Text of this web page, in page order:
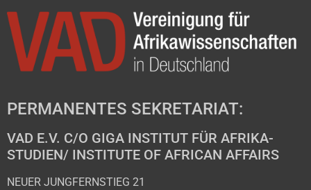
PERMANENTES SEKRETARIAT:
VAD E.V. C/O GIGA INSTITUT FÜR AFRIKA-
STUDIEN/ INSTITUTE OF AFRICAN AFFAIRS
NEUER JUNGFERNSTIEG 21